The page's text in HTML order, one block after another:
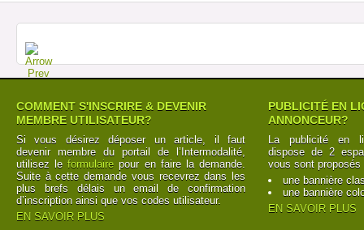
COMMENT S'INSCRIRE & DEVENIR
MEMBRE UTILISATEUR?
Si vous désirez déposer un article, il faut
devenir membre du portail de l’Intermodalité,
utilisez leformulaire pour en faire la demande.
Suite à cette demande vous recevrez dans les
plus brefs délais un email de confirmation
d’inscription ainsi que vos codes utilisateur.
EN SAVOIR PLUS
PUBLICITÉ EN
ANNONCEUR?
La publicité en
dispose de 2
vous sont proposés
une bannière
une bannière
EN SAVOIR PLUS